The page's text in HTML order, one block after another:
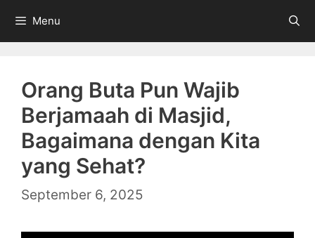
Menu
Orang Buta Pun Wajib
Berjamaah di Masjid,
Bagaimana dengan Kita
yang Sehat?
September 6, 2025